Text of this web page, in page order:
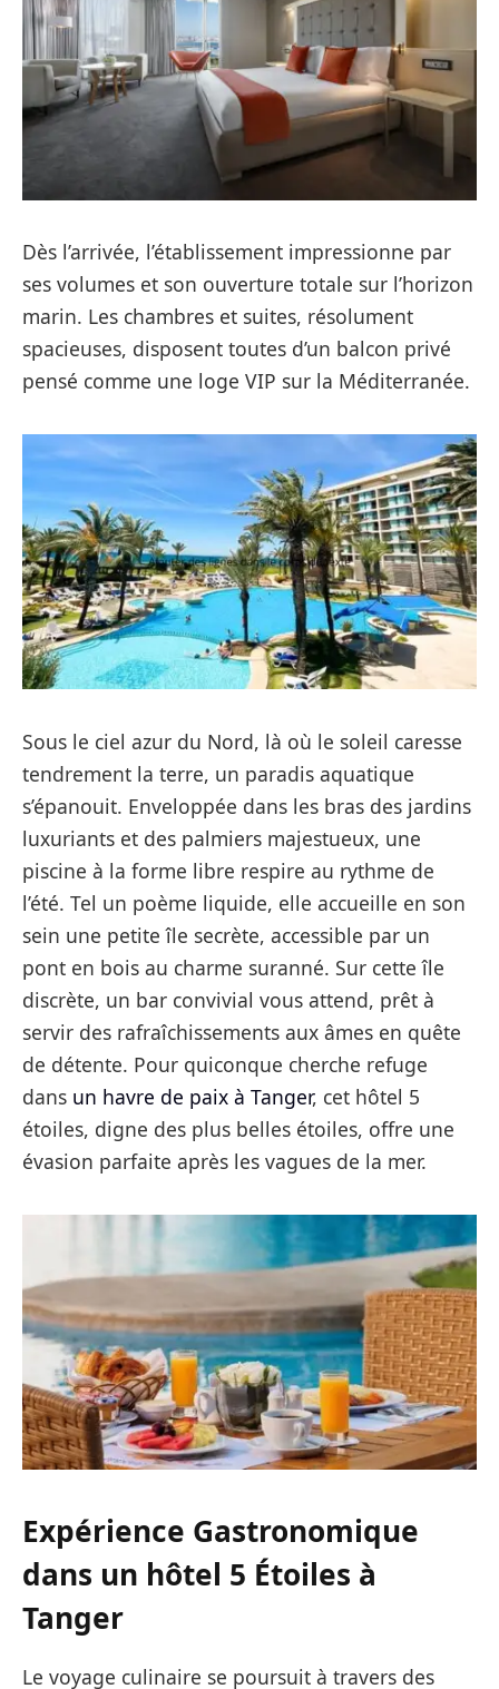
Dès l’arrivée, l’établissement impressionne par
ses volumes et son ouverture totale sur l’horizon
marin. Les chambres et suites, résolument
spacieuses, disposent toutes d’un balcon privé
pensé comme une loge VIP sur la Méditerranée.
Sous le ciel azur du Nord, là où le soleil caresse
tendrement la terre, un paradis aquatique
s’épanouit. Enveloppée dans les bras des jardins
luxuriants et des palmiers majestueux, une
piscine à la forme libre respire au rythme de
l’été. Tel un poème liquide, elle accueille en son
sein une petite île secrète, accessible par un
pont en bois au charme suranné. Sur cette île
discrète, un bar convivial vous attend, prêt à
servir des rafraîchissements aux âmes en quête
de détente. Pour quiconque cherche refuge
dans un havre de paix à Tanger, cet hôtel 5
étoiles, digne des plus belles étoiles, offre une
évasion parfaite après les vagues de la mer.
Expérience Gastronomique
dans un hôtel 5 Étoiles à
Tanger
Le voyage culinaire se poursuit à travers des